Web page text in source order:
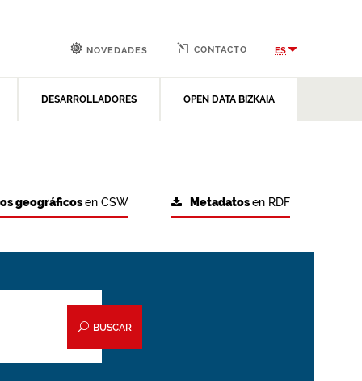
DESARROLLADORES OPEN DATA BIZKAIA
NOVEDADES CONTACTO ES
Metadatosen RDF
geográficosen CSW
BUSCAR